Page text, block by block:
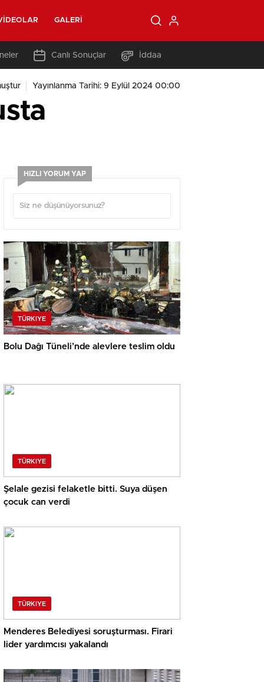
GALERI
Canlı Sonuçlar İddaa
Yayınlanma Tarihi: 9 Eylül 2024 00:00
HIZLI YORUM YAP
TÜRKIYE
Bolu Dağı Tüneli’nde alevlere teslim oldu
TÜRKIYE
Şelale gezisi felaketle bitti. Suya düşen
çocuk can verdi
TÜRKIYE
Menderes Belediyesi soruşturması. Firari
lider yardımcısı yakalandı